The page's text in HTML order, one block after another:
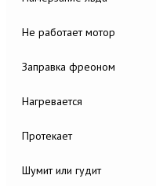
Не работает мотор
Заправка фреоном
Нагревается
Протекает
Шумит или гудит